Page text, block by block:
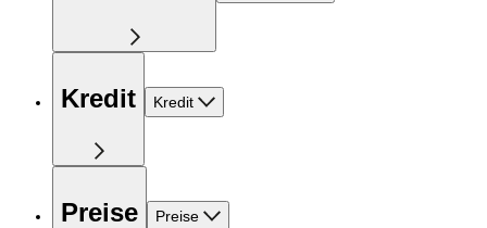
Kredit Kredit
Preise Preise